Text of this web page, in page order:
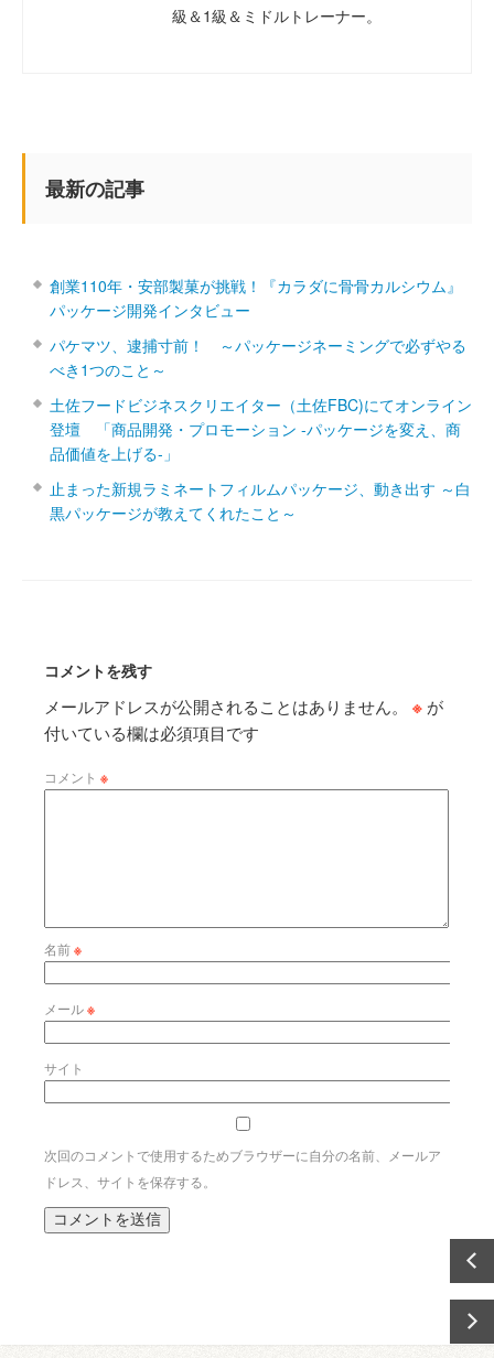
級＆1級＆ミドルトレーナー。
最新の記事
創業110年・安部製菓が挑戦！『カラダに骨骨カルシウム』
パッケージ開発インタビュー
パケマツ、逮捕寸前！ ～パッケージネーミングで必ずやる
べき1つのこと～
土佐フードビジネスクリエイター（土佐FBC)にてオンライン
登壇 「商品開発・プロモーション ‐パッケージを変え、商
品価値を上げる‐」
止まった新規ラミネートフィルムパッケージ、動き出す ～白
黒パッケージが教えてくれたこと～
コメントを残す
メールアドレスが公開されることはありません。 ※ が
付いている欄は必須項目です
コメント ※
名前※
メール※
サイト
次回のコメントで使用するためブラウザーに自分の名前、メールア
ドレス、サイトを保存する。